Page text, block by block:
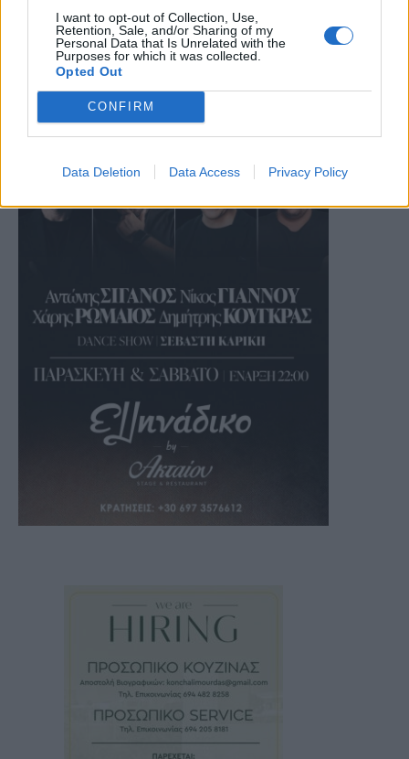
I want to opt-out of Collection, Use,
Retention, Sale, and/or Sharing of my
Personal Data that Is Unrelated with the
Purposes for which it was collected.
Opted Out
CONFIRM
Data Deletion Data Access Privacy Policy